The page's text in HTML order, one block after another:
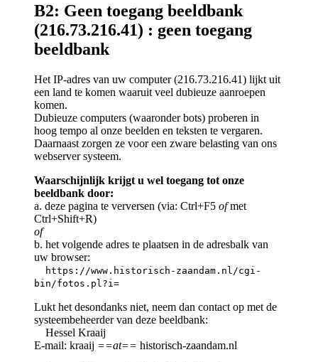
B2: Geen toegang beeldbank
(216.73.216.41) : geen toegang
beeldbank
Het IP-adres van uw computer (216.73.216.41) lijkt uit
een land te komen waaruit veel dubieuze aanroepen
komen.
Dubieuze computers (waaronder bots) proberen in
hoog tempo al onze beelden en teksten te vergaren.
Daarnaast zorgen ze voor een zware belasting van ons
webserver systeem.
Waarschijnlijk krijgt u wel toegang tot onze
beeldbank door:
a. deze pagina te verversen (via: Ctrl+F5 ofmet
Ctrl+Shift+R)
of
b. het volgende adres te plaatsen in de adresbalk van
uw browser:
https://www.historisch-zaandam.nl/cgi-
bin/fotos.pl?i=
Lukt het desondanks niet, neem dan contact op met de
systeembeheerder van deze beeldbank:
Hessel Kraaij
E-mail: kraaij ==at== historisch-zaandam.nl